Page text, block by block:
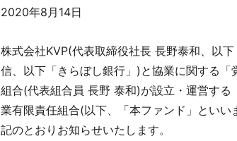
2020年8月14日
株式会社KVP(代表取締役社長 長野泰和、以
信、以下「きらぼし銀行」)と協業に関する
組合(代表組合員 長野 泰和)が設立・運営す
業有限責任組合(以下、「本ファンド」とい
記のとおりお知らせいたします。